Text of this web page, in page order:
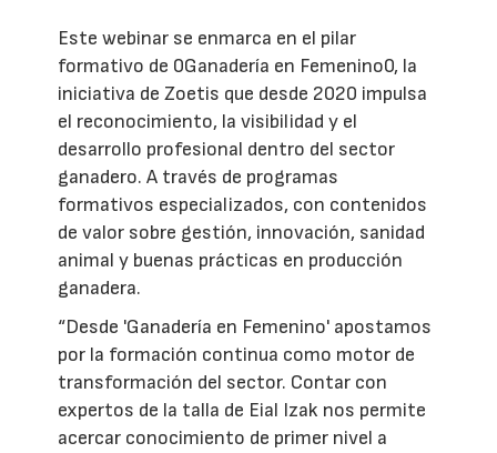
Este webinar se enmarca en el pilar
formativo de 0Ganadería en Femenino0, la
iniciativa de Zoetis que desde 2020 impulsa
el reconocimiento, la visibilidad y el
desarrollo profesional dentro del sector
ganadero. A través de programas
formativos especializados, con contenidos
de valor sobre gestión, innovación, sanidad
animal y buenas prácticas en producción
ganadera.
“Desde 'Ganadería en Femenino' apostamos
por la formación continua como motor de
transformación del sector. Contar con
expertos de la talla de Eial Izak nos permite
acercar conocimiento de primer nivel a